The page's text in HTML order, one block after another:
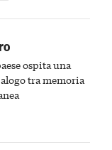
ospita una
tra memoria